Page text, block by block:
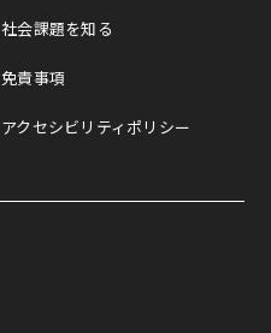
社会課題を知る
免責事項
アクセシビリティポリシー